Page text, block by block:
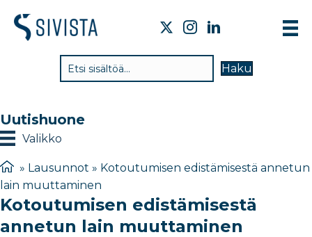
Haku
Uutishuone
Valikko
» Lausunnot » Kotoutumisen edistämisestä annetun
lain muuttaminen
Kotoutumisen edistämisestä
annetun lain muuttaminen